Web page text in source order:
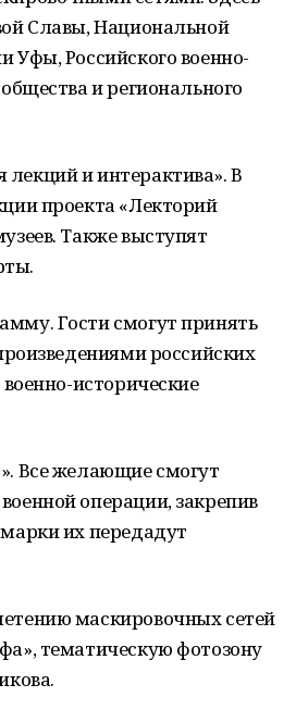
Славы, Национальной
Уфы, Российского военно-
и регионального
и интерактива». В
проекта «Лекторий
Также выступят
Гости смогут принять
российских
исторические
Все желающие смогут
операции, закрепив
их передадут
маскировочных сетей
тематическую фотозону